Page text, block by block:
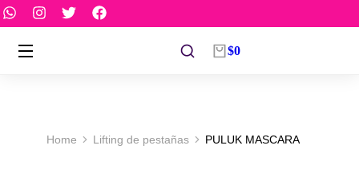
$0
You are here:
Home Lifting de pestañas PULUK MASCARA